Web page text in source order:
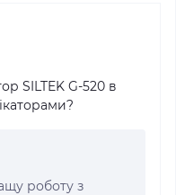
SILTEK G-520 в
роботу з